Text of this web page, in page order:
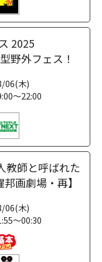
2025
外フェス！
06(木)
～22:00
教師と呼ばれた
画劇場・再】
06(木)
～00:30